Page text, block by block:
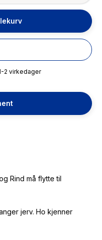
2 virkedager
Rind må flytte til
jerv. Ho kjenner